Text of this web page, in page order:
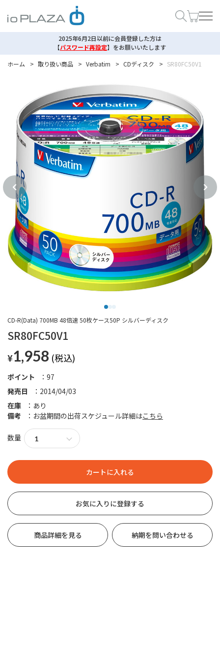
2025年6月2日以前に会員登録した方は
【パスワード再設定】 をお願いいたします
ホーム
> 取り扱い商品 > Verbatim > CDディスク > SR80FC50V1
SR80FC50V1
CD-R(Data) 700MB 48倍速 50枚ケース50P シルバーディスク
¥1,958
発売日 2014/04/03
ポイント 97
在庫
あり
備考
お盆期間の出荷スケジュール詳細はこちら
数量
お気に入りに登録する
商品詳細を見る 納期を問い合わせる